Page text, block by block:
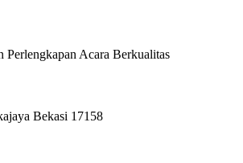
Perlengkapan Acara Berkualitas
Bekasi 17158